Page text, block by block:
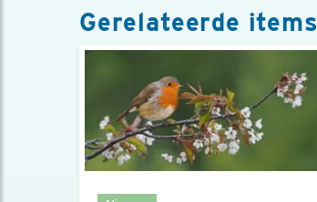
Gerelateerde items